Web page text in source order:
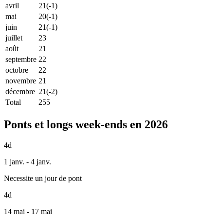
avril
21(-1)
mai
20(-1)
juin
21(-1)
juillet
23
août
21
septembre 22
octobre
22
novembre 21
décembre 21(-2)
Total
255
Ponts et longs week-ends en 2026
4d
1 janv. - 4 janv.
Necessite un jour de pont
4d
14 mai - 17 mai